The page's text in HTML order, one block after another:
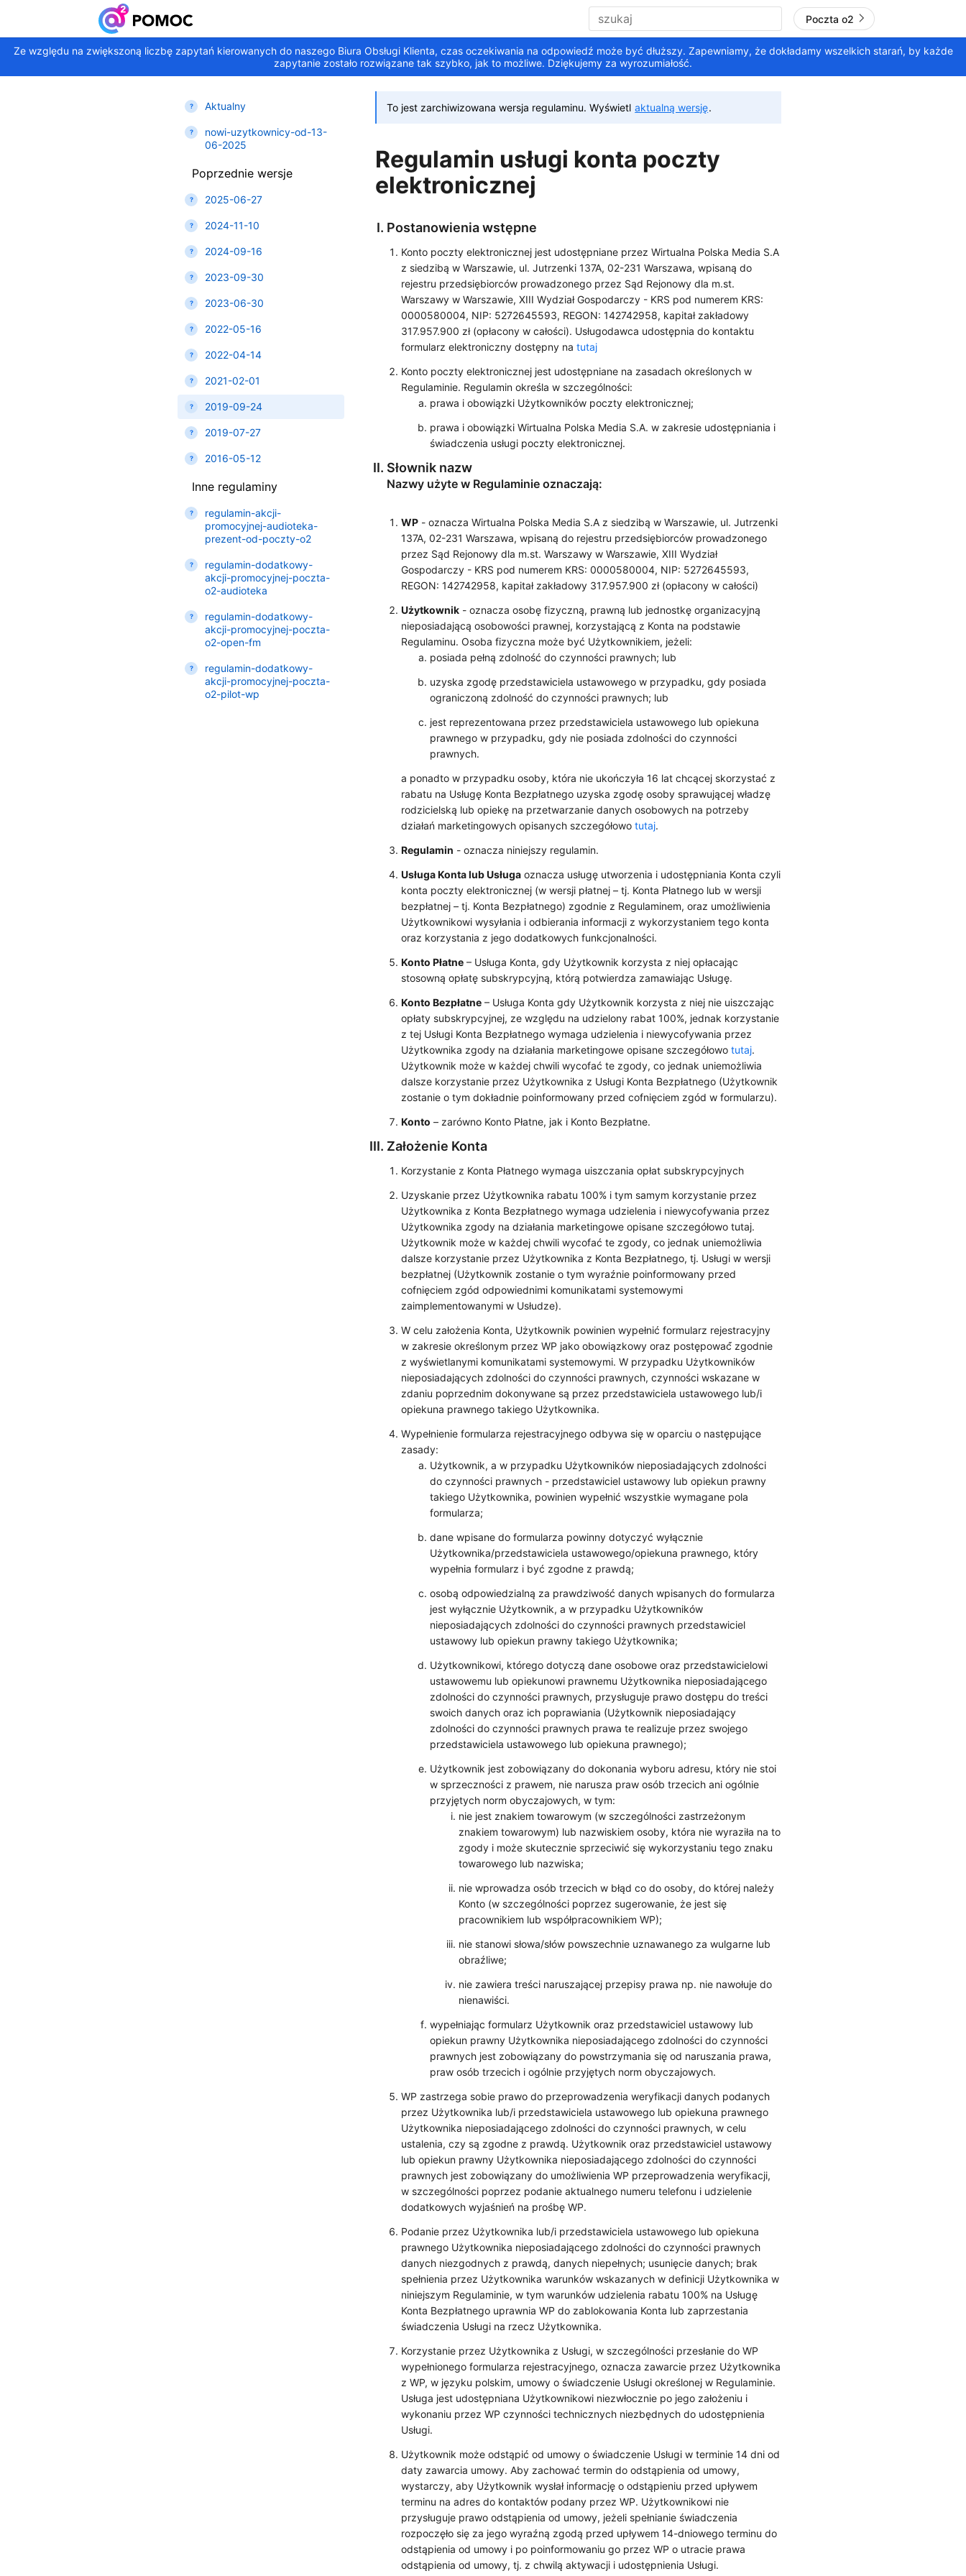
Poczta o2
Ze względu na zwiększoną liczbę zapytań kierowanych do naszego Biura Obsługi Klienta, czas oczekiwania na odpowiedź może być dłuższy. Zapewniamy, że dokładamy wszelkich starań, by każde
zapytanie zostało rozwiązane tak szybko, jak to możliwe. Dziękujemy za wyrozumiałość.
Aktualny
nowi-uzytkownicy-od-13-
06-2025
Poprzednie wersje
2025-06-27
2024-11-10
2024-09-16
2023-09-30
2023-06-30
2022-05-16
2022-04-14
2021-02-01
2019-09-24
2019-07-27
2016-05-12
Inne regulaminy
regulamin-akcji-
promocyjnej-audioteka-
prezent-od-poczty-o2
regulamin-dodatkowy-
akcji-promocyjnej-poczta-
o2-audioteka
regulamin-dodatkowy-
akcji-promocyjnej-poczta-
o2-open-fm
regulamin-dodatkowy-
akcji-promocyjnej-poczta-
o2-pilot-wp
To jest zarchiwizowana wersja regulaminu. Wyświetl aktualną wersję.
Regulamin usługi konta poczty
elektronicznej
Postanowienia wstępne
Konto poczty elektronicznej jest udostępniane przez Wirtualna Polska Media S.A
z siedzibą w Warszawie, ul. Jutrzenki 137A, 02-231 Warszawa, wpisaną do
rejestru przedsiębiorców prowadzonego przez Sąd Rejonowy dla m.st.
Warszawy w Warszawie, XIII Wydział Gospodarczy - KRS pod numerem KRS:
0000580004, NIP: 5272645593, REGON: 142742958, kapitał zakładowy
317.957.900 zł (opłacony w całości). Usługodawca udostępnia do kontaktu
formularz elektroniczny dostępny natutaj
Konto poczty elektronicznej jest udostępniane na zasadach określonych w
Regulaminie. Regulamin określa w szczególności:
prawa i obowiązki Użytkowników poczty elektronicznej;
prawa i obowiązki Wirtualna Polska Media S.A. w zakresie udostępniania i
świadczenia usługi poczty elektronicznej.
Słownik nazw
Nazwy użyte w Regulaminie oznaczają:
WP - oznacza Wirtualna Polska Media S.A z siedzibą w Warszawie, ul. Jutrzenki
137A, 02-231 Warszawa, wpisaną do rejestru przedsiębiorców prowadzonego
przez Sąd Rejonowy dla m.st. Warszawy w Warszawie, XIII Wydział
Gospodarczy - KRS pod numerem KRS: 0000580004, NIP: 5272645593,
REGON: 142742958, kapitał zakładowy 317.957.900 zł (opłacony w całości)
Użytkownik - oznacza osobę fizyczną, prawną lub jednostkę organizacyjną
nieposiadającą osobowości prawnej, korzystającą z Konta na podstawie
Regulaminu. Osoba fizyczna może być Użytkownikiem, jeżeli:
posiada pełną zdolność do czynności prawnych; lub
uzyska zgodę przedstawiciela ustawowego w przypadku, gdy posiada
ograniczoną zdolność do czynności prawnych; lub
jest reprezentowana przez przedstawiciela ustawowego lub opiekuna
prawnego w przypadku, gdy nie posiada zdolności do czynności
prawnych.
a ponadto w przypadku osoby, która nie ukończyła 16 lat chcącej skorzystać z
rabatu na Usługę Konta Bezpłatnego uzyska zgodę osoby sprawującej władzę
rodzicielską lub opiekę na przetwarzanie danych osobowych na potrzeby
działań marketingowych opisanych szczegółowotutaj.
Regulamin - oznacza niniejszy regulamin.
Usługa Konta lub Usługa oznacza usługę utworzenia i udostępniania Konta czyli
konta poczty elektronicznej (w wersji płatnej – tj. Konta Płatnego lub w wersji
bezpłatnej – tj. Konta Bezpłatnego) zgodnie z Regulaminem, oraz umożliwienia
Użytkownikowi wysyłania i odbierania informacji z wykorzystaniem tego konta
oraz korzystania z jego dodatkowych funkcjonalności.
Konto Płatne – Usługa Konta, gdy Użytkownik korzysta z niej opłacając
stosowną opłatę subskrypcyjną, którą potwierdza zamawiając Usługę.
Konto Bezpłatne – Usługa Konta gdy Użytkownik korzysta z niej nie uiszczając
opłaty subskrypcyjnej, ze względu na udzielony rabat 100%, jednak korzystanie
z tej Usługi Konta Bezpłatnego wymaga udzielenia i niewycofywania przez
Użytkownika zgody na działania marketingowe opisane szczegółowotutaj.
Użytkownik może w każdej chwili wycofać te zgody, co jednak uniemożliwia
dalsze korzystanie przez Użytkownika z Usługi Konta Bezpłatnego (Użytkownik
zostanie o tym dokładnie poinformowany przed cofnięciem zgód w formularzu).
Konto – zarówno Konto Płatne, jak i Konto Bezpłatne.
Założenie Konta
Korzystanie z Konta Płatnego wymaga uiszczania opłat subskrypcyjnych
Uzyskanie przez Użytkownika rabatu 100% i tym samym korzystanie przez
Użytkownika z Konta Bezpłatnego wymaga udzielenia i niewycofywania przez
Użytkownika zgody na działania marketingowe opisane szczegółowo tutaj.
Użytkownik może w każdej chwili wycofać te zgody, co jednak uniemożliwia
dalsze korzystanie przez Użytkownika z Konta Bezpłatnego, tj. Usługi w wersji
bezpłatnej (Użytkownik zostanie o tym wyraźnie poinformowany przed
cofnięciem zgód odpowiednimi komunikatami systemowymi
zaimplementowanymi w Usłudze).
W celu założenia Konta, Użytkownik powinien wypełnić formularz rejestracyjny
w zakresie określonym przez WP jako obowiązkowy oraz postępować́ zgodnie
z wyświetlanymi komunikatami systemowymi. W przypadku Użytkowników
nieposiadających zdolności do czynności prawnych, czynności wskazane w
zdaniu poprzednim dokonywane są przez przedstawiciela ustawowego lub/i
opiekuna prawnego takiego Użytkownika.
Wypełnienie formularza rejestracyjnego odbywa się w oparciu o następujące
zasady:
Użytkownik, a w przypadku Użytkowników nieposiadających zdolności
do czynności prawnych - przedstawiciel ustawowy lub opiekun prawny
takiego Użytkownika, powinien wypełnić wszystkie wymagane pola
formularza;
dane wpisane do formularza powinny dotyczyć wyłącznie
Użytkownika/przedstawiciela ustawowego/opiekuna prawnego, który
wypełnia formularz i być zgodne z prawdą;
osobą odpowiedzialną za prawdziwość danych wpisanych do formularza
jest wyłącznie Użytkownik, a w przypadku Użytkowników
nieposiadających zdolności do czynności prawnych przedstawiciel
ustawowy lub opiekun prawny takiego Użytkownika;
Użytkownikowi, którego dotyczą dane osobowe oraz przedstawicielowi
ustawowemu lub opiekunowi prawnemu Użytkownika nieposiadającego
zdolności do czynności prawnych, przysługuje prawo dostępu do treści
swoich danych oraz ich poprawiania (Użytkownik nieposiadający
zdolności do czynności prawnych prawa te realizuje przez swojego
przedstawiciela ustawowego lub opiekuna prawnego);
Użytkownik jest zobowiązany do dokonania wyboru adresu, który nie stoi
w sprzeczności z prawem, nie narusza praw osób trzecich ani ogólnie
przyjętych norm obyczajowych, w tym:
nie jest znakiem towarowym (w szczególności zastrzeżonym
znakiem towarowym) lub nazwiskiem osoby, która nie wyraziła na to
zgody i może skutecznie sprzeciwić się wykorzystaniu tego znaku
towarowego lub nazwiska;
nie wprowadza osób trzecich w błąd co do osoby, do której należy
Konto (w szczególności poprzez sugerowanie, że jest się
pracownikiem lub współpracownikiem WP);
nie stanowi słowa/słów powszechnie uznawanego za wulgarne lub
obraźliwe;
nie zawiera treści naruszającej przepisy prawa np. nie nawołuje do
nienawiści.
wypełniając formularz Użytkownik oraz przedstawiciel ustawowy lub
opiekun prawny Użytkownika nieposiadającego zdolności do czynności
prawnych jest zobowiązany do powstrzymania się od naruszania prawa,
praw osób trzecich i ogólnie przyjętych norm obyczajowych.
WP zastrzega sobie prawo do przeprowadzenia weryfikacji danych podanych
przez Użytkownika lub/i przedstawiciela ustawowego lub opiekuna prawnego
Użytkownika nieposiadającego zdolności do czynności prawnych, w celu
ustalenia, czy są zgodne z prawdą. Użytkownik oraz przedstawiciel ustawowy
lub opiekun prawny Użytkownika nieposiadającego zdolności do czynności
prawnych jest zobowiązany do umożliwienia WP przeprowadzenia weryfikacji,
w szczególności poprzez podanie aktualnego numeru telefonu i udzielenie
dodatkowych wyjaśnień na prośbę WP.
Podanie przez Użytkownika lub/i przedstawiciela ustawowego lub opiekuna
prawnego Użytkownika nieposiadającego zdolności do czynności prawnych
danych niezgodnych z prawdą, danych niepełnych; usunięcie danych; brak
spełnienia przez Użytkownika warunków wskazanych w definicji Użytkownika w
niniejszym Regulaminie, w tym warunków udzielenia rabatu 100% na Usługę
Konta Bezpłatnego uprawnia WP do zablokowania Konta lub zaprzestania
świadczenia Usługi na rzecz Użytkownika.
Korzystanie przez Użytkownika z Usługi, w szczególności przesłanie do WP
wypełnionego formularza rejestracyjnego, oznacza zawarcie przez Użytkownika
z WP, w języku polskim, umowy o świadczenie Usługi określonej w Regulaminie.
Usługa jest udostępniana Użytkownikowi niezwłocznie po jego założeniu i
wykonaniu przez WP czynności technicznych niezbędnych do udostępnienia
Usługi.
Użytkownik może odstąpić od umowy o świadczenie Usługi w terminie 14 dni od
daty zawarcia umowy. Aby zachować termin do odstąpienia od umowy,
wystarczy, aby Użytkownik wysłał informację o odstąpieniu przed upływem
terminu na adres do kontaktów podany przez WP. Użytkownikowi nie
przysługuje prawo odstąpienia od umowy, jeżeli spełnianie świadczenia
rozpoczęło się za jego wyraźną zgodą przed upływem 14-dniowego terminu do
odstąpienia od umowy i po poinformowaniu go przez WP o utracie prawa
odstąpienia od umowy, tj. z chwilą aktywacji i udostępnienia Usługi.